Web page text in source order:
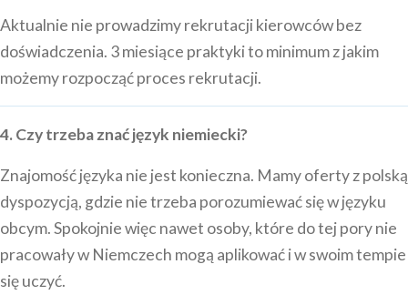
Aktualnie nie prowadzimy rekrutacji kierowców bez
doświadczenia. 3 miesiące praktyki to minimum z jakim
możemy rozpocząć proces rekrutacji.
4. Czy trzeba znać język niemiecki?
Znajomość języka nie jest konieczna. Mamy oferty z polską
dyspozycją, gdzie nie trzeba porozumiewać się w języku
obcym. Spokojnie więc nawet osoby, które do tej pory nie
pracowały w Niemczech mogą aplikować i w swoim tempie
się uczyć.